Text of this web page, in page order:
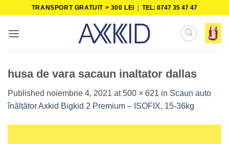
content
TRANSPORT GRATUIT > 300 LEI |TEL: 0747 35 47 47
husa de vara sacaun inaltator dallas
Published noiembrie 4, 2021 at500 × 621 in Scaun auto
înălțător Axkid Bigkid 2 Premium – ISOFIX, 15-36kg